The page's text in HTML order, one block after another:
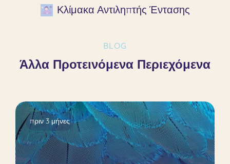
Κλίμακα Αντιληπτής Έντασης
BLOG
Άλλα Προτεινόμενα Περιεχόμενα
πριν 3 μήνες